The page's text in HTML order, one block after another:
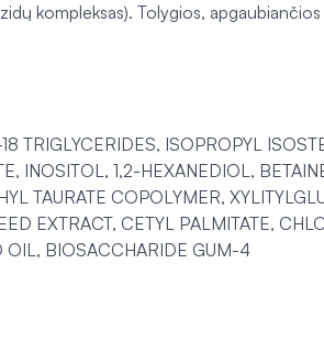
kompleksas). Tolygios,
TRIGLYCERIDES, ISOPROPYL
INOSITOL, 1,2-HEXANEDIOL,
TAURATE COPOLYMER,
EXTRACT, CETYL PALMITATE,
OIL, BIOSACCHARIDE GUM-4